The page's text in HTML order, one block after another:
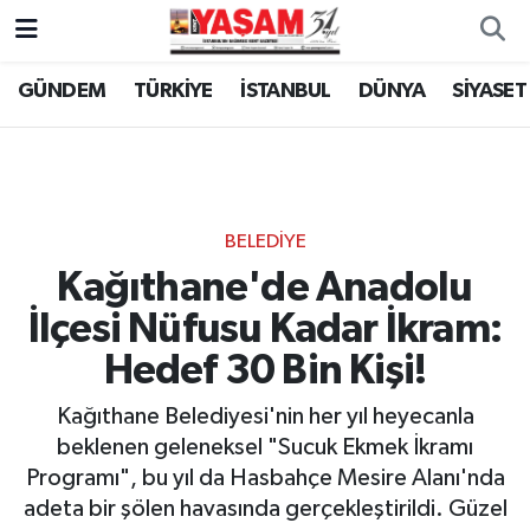
GÜNDEM TÜRKİYE İSTANBUL DÜNYA SİYASET
BELEDİYE
Kağıthane'de Anadolu
İlçesi Nüfusu Kadar İkram:
Hedef 30 Bin Kişi!
Kağıthane Belediyesi'nin her yıl heyecanla
beklenen geleneksel "Sucuk Ekmek İkramı
Programı", bu yıl da Hasbahçe Mesire Alanı'nda
adeta bir şölen havasında gerçekleştirildi. Güzel